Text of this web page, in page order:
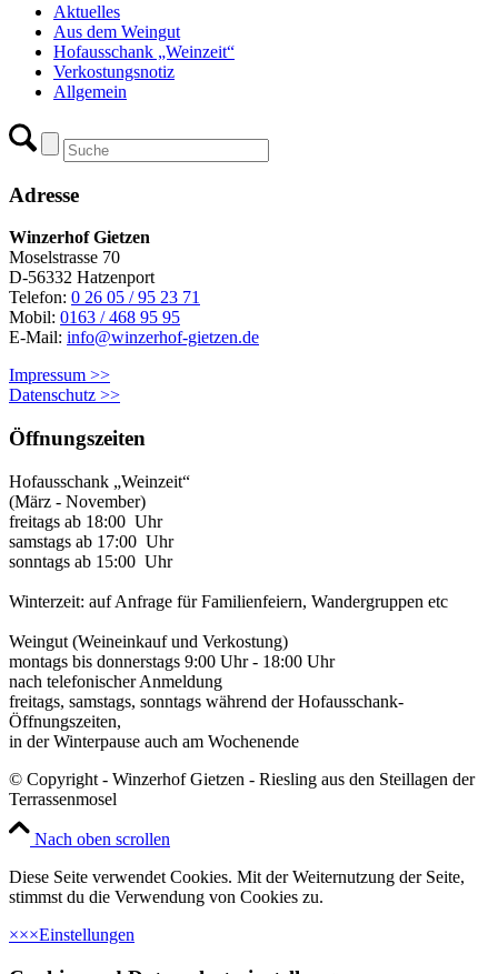
Aktuelles
Aus dem Weingut
Hofausschank „Weinzeit“
Verkostungsnotiz
Allgemein
Adresse
Winzerhof Gietzen
Moselstrasse 70
D-56332 Hatzenport
Telefon: 0 26 05 / 95 23 71
Mobil: 0163 / 468 95 95
E-Mail: info@winzerhof-gietzen.de
Impressum >>
Datenschutz >>
Öffnungszeiten
Hofausschank „Weinzeit“
(März - November)
freitags ab 18:00 Uhr
samstags ab 17:00 Uhr
sonntags ab 15:00 Uhr
Winterzeit: auf Anfrage für Familienfeiern, Wandergruppen etc
Weingut (Weineinkauf und Verkostung)
montags bis donnerstags 9:00 Uhr - 18:00 Uhr
nach telefonischer Anmeldung
freitags, samstags, sonntags während der Hofausschank-
Öffnungszeiten,
in der Winterpause auch am Wochenende
© Copyright - Winzerhof Gietzen - Riesling aus den Steillagen der
Terrassenmosel
Nach oben scrollen
Diese Seite verwendet Cookies. Mit der Weiternutzung der Seite,
stimmst du die Verwendung von Cookies zu.
×××Einstellungen